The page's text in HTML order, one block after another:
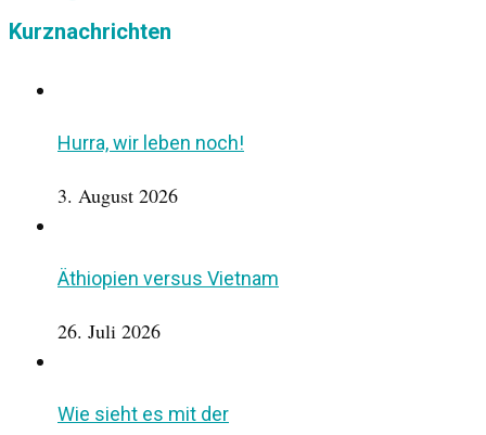
Kurznachrichten
Hurra, wir leben noch!
3. August 2026
Äthiopien versus Vietnam
26. Juli 2026
Wie sieht es mit der